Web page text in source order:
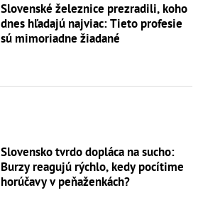
Slovenské železnice prezradili, koho
dnes hľadajú najviac: Tieto profesie
sú mimoriadne žiadané
Slovensko tvrdo dopláca na sucho:
Burzy reagujú rýchlo, kedy pocítime
horúčavy v peňaženkách?